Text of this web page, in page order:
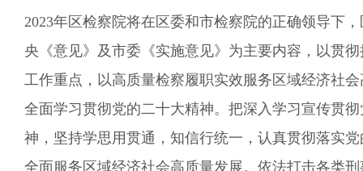
2023年区检察院将在区委和市检察院的正确领导下，
央《意见》及市委《实施意见》为主要内容，以贯彻
工作重点，以高质量检察履职实效服务区域经济社
全面学习贯彻党的二十大精神。 把深入学习宣传贯
神，坚持学思用贯通，知信行统一，认真贯彻落实
全面服务区域经济社会高质量发展。 依法打击各类